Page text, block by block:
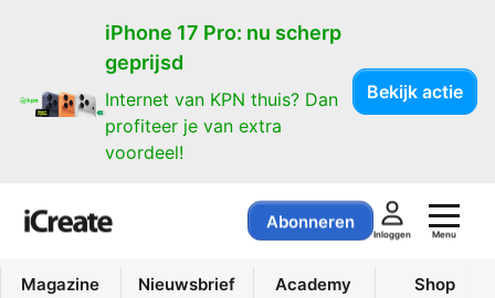
iPhone 17 Pro: nu scherp
geprijsd
Internet van KPN thuis? Dan
profiteer je van extra
voordeel!
Bekijk actie
Abonneren
Inloggen Menu
Magazine Nieuwsbrief Academy Shop